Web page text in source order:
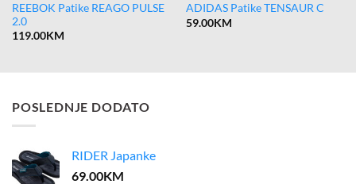
REEBOK Patike REAGO PULSE
2.0
119.00KM
ADIDAS Patike TENSAUR C
59.00KM
POSLEDNJE DODATO
RIDER Japanke
69.00KM